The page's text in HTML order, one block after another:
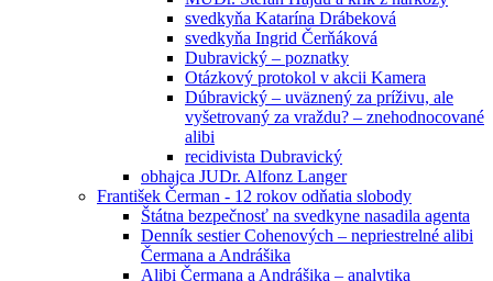
svedkyňa Katarína Drábeková
svedkyňa Ingrid Čerňáková
Dubravický – poznatky
Otázkový protokol v akcii Kamera
Dúbravický – uväznený za príživu, ale
vyšetrovaný za vraždu? – znehodnocované
alibi
recidivista Dubravický
obhajca JUDr. Alfonz Langer
František Čerman - 12 rokov odňatia slobody
Štátna bezpečnosť na svedkyne nasadila agenta
Denník sestier Cohenových – nepriestrelné alibi
Čermana a Andrášika
Alibi Čermana a Andrášika – analytika